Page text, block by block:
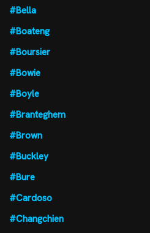
#Bella
#Boateng
#Boursier
#Bowie
#Boyle
#Branteghem
#Brown
#Buckley
#Bure
#Cardoso
#Changchien